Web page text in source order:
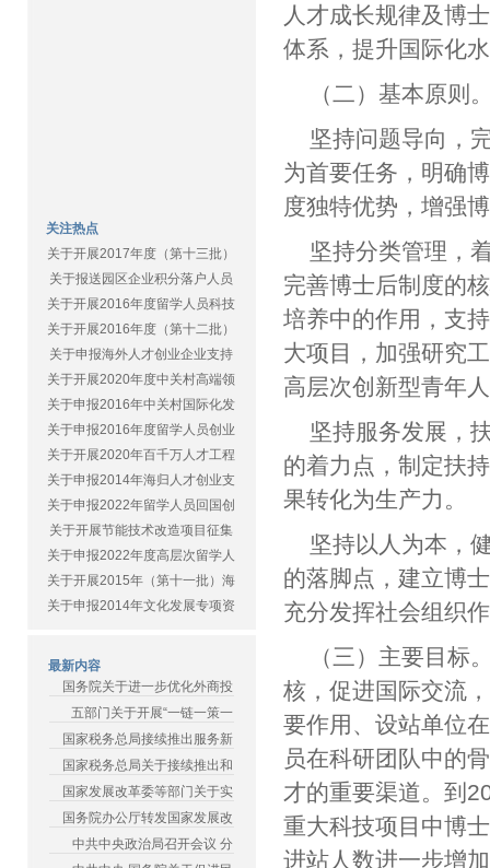
关注热点
关于开展2017年度（第十三批）
关于报送园区企业积分落户人员
关于开展2016年度留学人员科技
关于开展2016年度（第十二批）
关于申报海外人才创业企业支持
关于开展2020年度中关村高端领
关于申报2016年中关村国际化发
关于申报2016年度留学人员创业
关于开展2020年百千万人才工程
关于申报2014年海归人才创业支
关于申报2022年留学人员回国创
关于开展节能技术改造项目征集
关于申报2022年度高层次留学人
关于开展2015年（第十一批）海
关于申报2014年文化发展专项资
最新内容
国务院关于进一步优化外商投
五部门关于开展“一链一策一
国家税务总局接续推出服务新
国家税务总局关于接续推出和
国家发展改革委等部门关于实
国务院办公厅转发国家发展改
中共中央政治局召开会议 分
人才成长规律及博
体系，提升国际化
（二）基本原则
坚持问题导向，
为首要任务，明确
度独特优势，增强
坚持分类管理，
完善博士后制度的
培养中的作用，支
大项目，加强研究
高层次创新型青年
坚持服务发展，
的着力点，制定扶
果转化为生产力。
坚持以人为本，
的落脚点，建立博
充分发挥社会组织
（三）主要目标
核，促进国际交流
要作用、设站单位
员在科研团队中的
才的重要渠道。到
重大科技项目中博
进站人数进一步增